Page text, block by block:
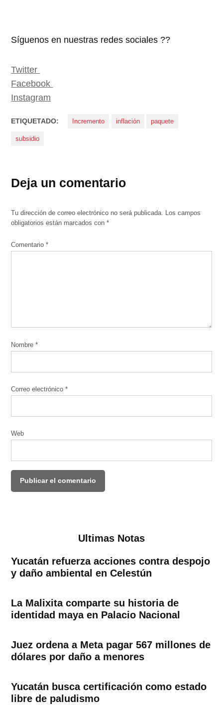
Síguenos en nuestras redes sociales ??
Twitter
Facebook
Instagram
ETIQUETADO: Incremento inflación paquete
subsidio
Deja un comentario
Tu dirección de correo electrónico no será publicada.
Los campos
obligatorios están marcados con*
Comentario*
Nombre*
Correo electrónico*
Web
Ultimas Notas
Yucatán refuerza acciones contra despojo
y daño ambiental en Celestún
La Malixita comparte su historia de
identidad maya en Palacio Nacional
Juez ordena a Meta pagar 567 millones de
dólares por daño a menores
Yucatán busca certificación como estado
libre de paludismo